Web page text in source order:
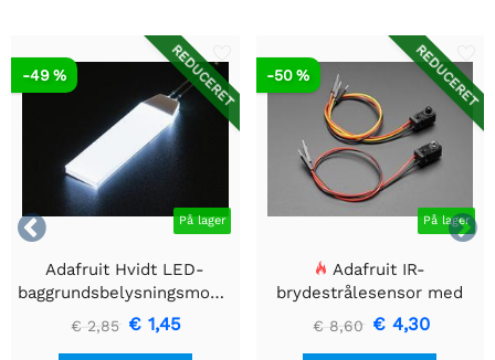


REDUCERET
På lager
-49 %
Adafruit Hvidt LED-
baggrundsbelysningsmodul
- Lille 12mm x 40mm
€ 2,85 € 1,45
REDUCERET
På lager
-50 %
Adafruit IR-
brydestrålesensor med
premium ledningsstuds -
5 mm LED'er
€ 8,60 € 4,30